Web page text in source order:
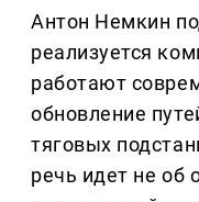
Антон Немкин
реализуется
работают
обновление
тяговых
речь идет не об